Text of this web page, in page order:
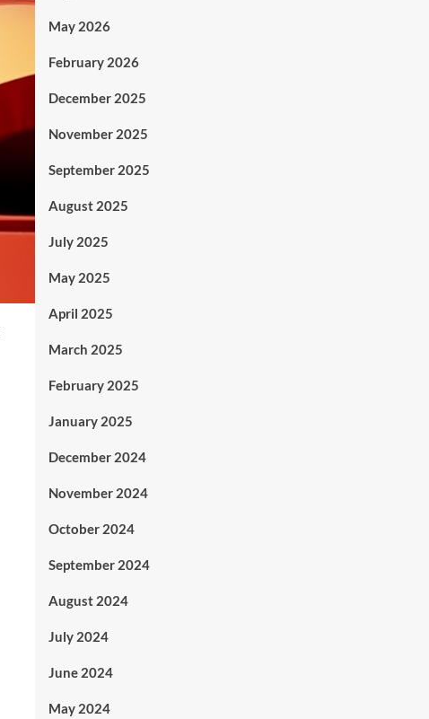
May 2026
February 2026
December 2025
November 2025
September 2025
August 2025
July 2025
May 2025
April 2025
March 2025
February 2025
January 2025
December 2024
November 2024
October 2024
September 2024
August 2024
July 2024
June 2024
May 2024